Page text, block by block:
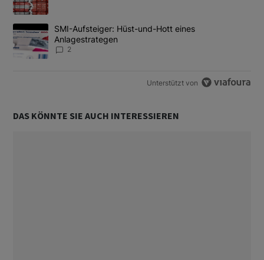
Ein Trendartikel mit dem Titel "SMI-Aufsteiger: Hüst-und-Hott
SMI-Aufsteiger: Hüst-und-Hott eines
Anlagestrategen
2
Unterstützt von
DAS KÖNNTE SIE AUCH INTERESSIEREN